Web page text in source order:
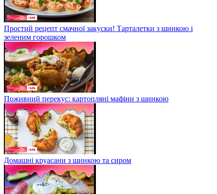
Простий рецепт смачної закуски! Тарталетки з шинкою і
зеленим горошком
Поживний перекус: картопляні мафіни з шинкою
Домашні круасани з шинкою та сиром